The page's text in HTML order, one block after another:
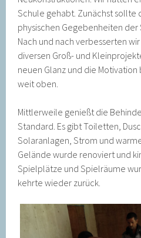
Schule gehabt. Zunächst sollte
physischen Gegebenheiten
Nach und nach verbesserten
diversen Groß- und
neuen Glanz und die
weit oben.
Mittlerweile genießt die
Standard. Es gibt Toiletten,
Solaranlagen, Strom und
Gelände wurde renoviert und
Spielplätze und Spielräume
kehrte wieder zurück.